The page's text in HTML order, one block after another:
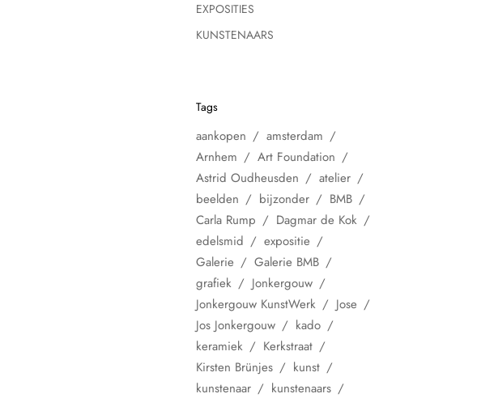
EXPOSITIES
KUNSTENAARS
Tags
aankopen
amsterdam
Arnhem
Art Foundation
Astrid Oudheusden
atelier
beelden
bijzonder
BMB
Carla Rump
Dagmar de Kok
edelsmid
expositie
Galerie
Galerie BMB
grafiek
Jonkergouw
Jonkergouw KunstWerk
Jose
Jos Jonkergouw
kado
keramiek
Kerkstraat
Kirsten Brünjes
kunst
kunstenaar
kunstenaars